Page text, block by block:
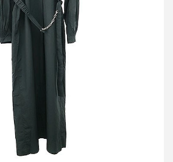
Shirt Dress ベルテッドシャツワン
ース HM23S435-TAK01
買取金額16,000円